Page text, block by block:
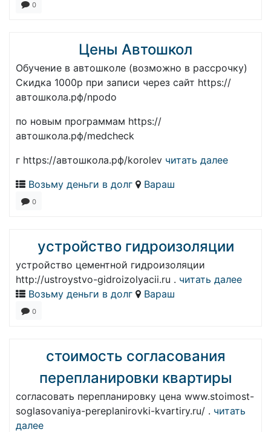
0
Цены Автошкол
Обучение в автошколе (возможно в рассрочку)
Скидка 1000р при записи через сайт https://
автошкола.рф/npodo
по новым программам https://
автошкола.рф/medcheck
г https://автошкола.рф/korolev читать далее
Возьму деньги в долг
Вараш
0
устройство гидроизоляции
устройство цементной гидроизоляции
http://ustroystvo-gidroizolyacii.ru . читать далее
Возьму деньги в долг
Вараш
0
стоимость согласования
перепланировки квартиры
согласовать перепланировку цена www.stoimost-
soglasovaniya-pereplanirovki-kvartiry.ru/ . читать
далее